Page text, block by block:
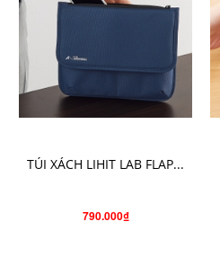
TÚI XÁCH LIHIT LAB FLAP...
790.000₫